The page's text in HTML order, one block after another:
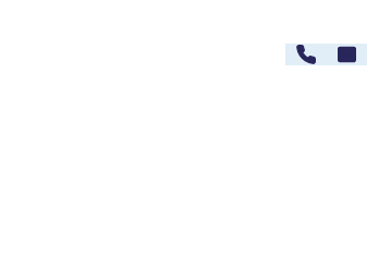
030 - 26478607
Kontakt